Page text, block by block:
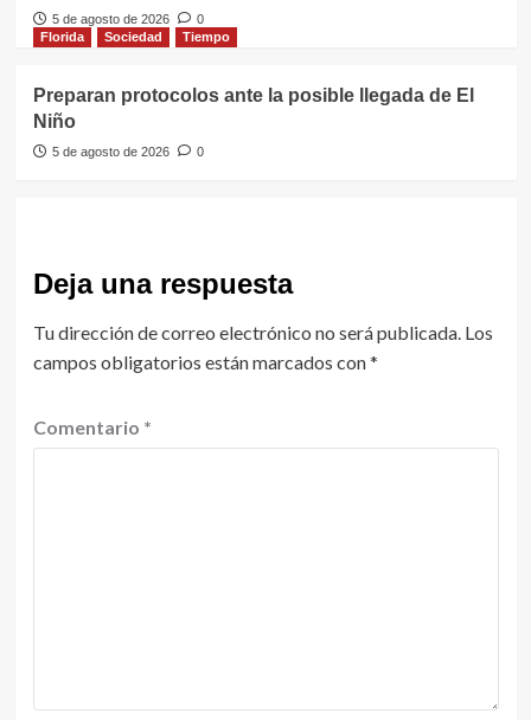
5 de agosto de 2026
0
Florida
Sociedad Tiempo
Preparan protocolos ante la posible llegada de El
Niño
5 de agosto de 2026 0
Deja una respuesta
Tu dirección de correo electrónico no será publicada. Los
campos obligatorios están marcados con*
Comentario *